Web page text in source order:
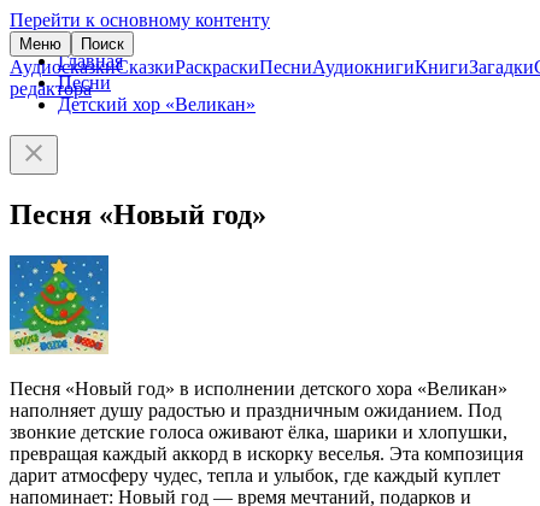
Перейти к основному контенту
Меню Поиск
АудиосказкиСказкиРаскраскиПесниАудиокнигиКнигиЗагадки
редактора
Главная
Песни
Детский хор «Великан»
Песня «Новый год»
Песня «Новый год» в исполнении детского хора «Великан»
наполняет душу радостью и праздничным ожиданием. Под
звонкие детские голоса оживают ёлка, шарики и хлопушки,
превращая каждый аккорд в искорку веселья. Эта композиция
дарит атмосферу чудес, тепла и улыбок, где каждый куплет
напоминает: Новый год — время мечтаний, подарков и